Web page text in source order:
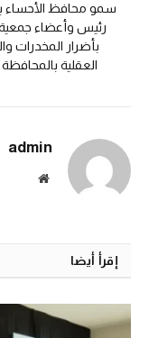
سمو محافظ الأحساء
رئيس وأعضاء جمعية
بأضرار المخدرات
العقلية
admin
الموقع
إقرأ أيضا